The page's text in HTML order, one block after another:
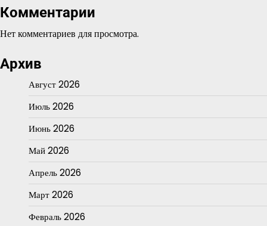
Комментарии
Нет комментариев для просмотра.
Архив
Август 2026
Июль 2026
Июнь 2026
Май 2026
Апрель 2026
Март 2026
Февраль 2026